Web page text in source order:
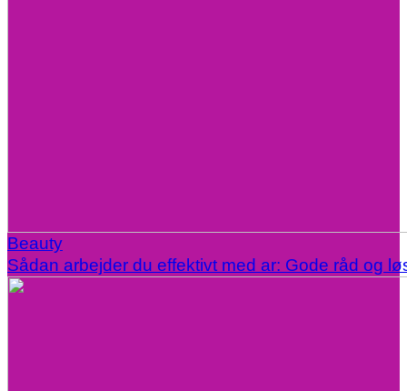
Beauty
Sådan arbejder du effektivt med ar: Gode råd og